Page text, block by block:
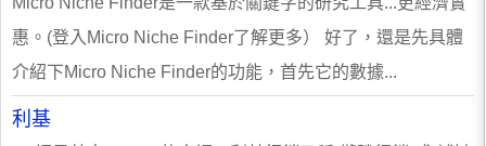
惠。(登入Micro Niche Finder了解更多） 好了，還是先具體
介紹下Micro Niche Finder的功能，首先它的數據...
利基